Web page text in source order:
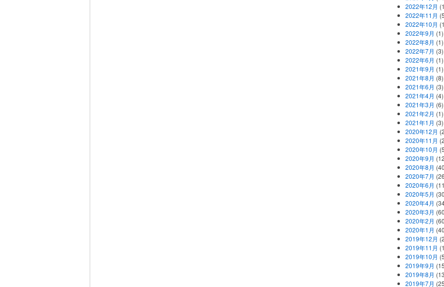
2022年12月
2022年11月
2022年10月
2022年9月 (1)
2022年8月 (1)
2022年7月 (3)
2022年6月 (1)
2021年9月 (1)
2021年8月 (8)
2021年6月 (3)
2021年4月 (4)
2021年3月 (6)
2021年2月 (1)
2021年1月 (3)
2020年12月
2020年11月
2020年10月
2020年9月
2020年8月
2020年7月
2020年6月
2020年5月
2020年4月
2020年3月
2020年2月
2020年1月
2019年12月
2019年11月
2019年10月
2019年9月
2019年8月
2019年7月